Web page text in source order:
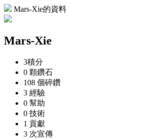
Mars-Xie的資料
Mars-Xie
3積分
0 顆鑽石
108 個碎鑽
3 經驗
0 幫助
0 技術
1 貢獻
3 次宣傳